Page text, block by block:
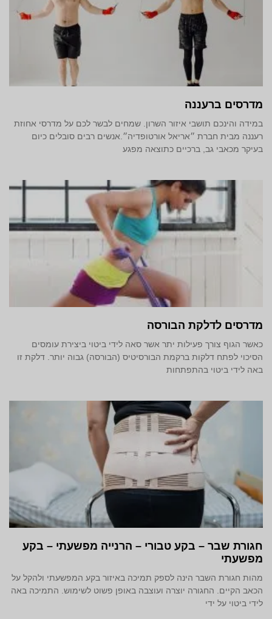
מדרסים ברעננה
במידה והינכם תושבי איזור השרון. שמחים לבשר לכם על מדרסי אחוזת
רעננה מבית חברת ״אריאל אורטופדיה״.אנשים רבים סובלים כיום
בעיקר מכאבי גב, ברכיים כתוצאה מפגע
מדרסים לדלקת הבורסה
כאשר הגוף צורך פעילות יתר אשר סאה לידי ביטוי ביצירת עומסים
הסיכוי לפתח דלקות ברקמת הבורסיטיס (הבורסה) גבוה יותר. דלקת זו
באה לידי ביטוי בהתפתחות
חגורת שבר – בקע טבורי – הרנייה מפשעתי – בקע
מפשעתי
מהות חגורת השבר הינה לספק תמיכה באיזור בקע המפשעתי ולהקל על
הכאב הקיים. החגורה יוצרה ועוצבה באופן פשוט לשימוש. התמיכה באה
לידי ביטוי על ידי